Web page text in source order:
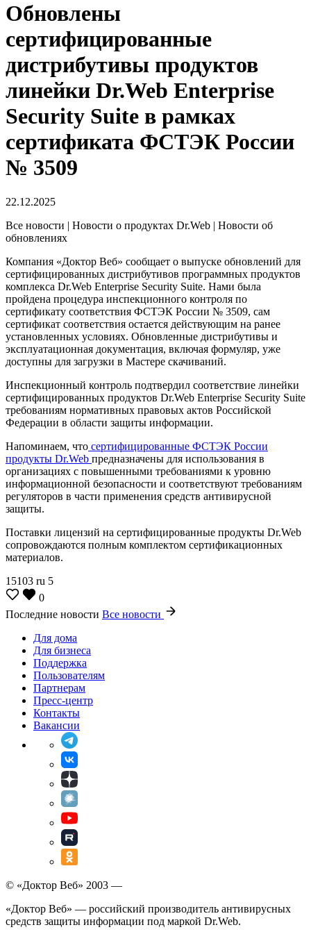
Обновлены
сертифицированные
дистрибутивы продуктов
линейки Dr.Web Enterprise
Security Suite в рамках
сертификата ФСТЭК России
№ 3509
22.12.2025
Все новости | Новости о продуктах Dr.Web | Новости об
обновлениях
Компания «Доктор Веб» сообщает о выпуске обновлений для
сертифицированных дистрибутивов программных продуктов
комплекса Dr.Web Enterprise Security Suite. Нами была
пройдена процедура инспекционного контроля по
сертификату соответствия ФСТЭК России № 3509, сам
сертификат соответствия остается действующим на ранее
установленных условиях. Обновленные дистрибутивы и
эксплуатационная документация, включая формуляр, уже
доступны для загрузки в Мастере скачиваний.
Инспекционный контроль подтвердил соответствие линейки
сертифицированных продуктов Dr.Web Enterprise Security Suite
требованиям нормативных правовых актов Российской
Федерации в области защиты информации.
Напоминаем, что сертифицированные ФСТЭК России
продукты Dr.Web предназначены для использования в
организациях с повышенными требованиями к уровню
информационной безопасности и соответствуют требованиям
регуляторов в части применения средств антивирусной
защиты.
Поставки лицензий на сертифицированные продукты Dr.Web
сопровождаются полным комплектом сертификационных
материалов.
15103 ru 5
0
Последние новости Все новости
Для дома
Для бизнеса
Поддержка
Пользователям
Партнерам
Пресс-центр
Контакты
Вакансии
© «Доктор Веб» 2003 —
«Доктор Веб» — российский производитель антивирусных
средств защиты информации под маркой Dr.Web.